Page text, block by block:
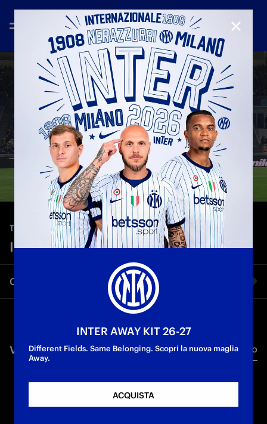
TEASER 6 dic 2025
Inter-Como 4-0
Condividi video
Twitter
Whatsapp
VIDEO CORRELATI Tutti i video
INTER AWAY KIT 26-27
Different Fields. Same Belonging. Scopri la nuova maglia
Away.
ACQUISTA